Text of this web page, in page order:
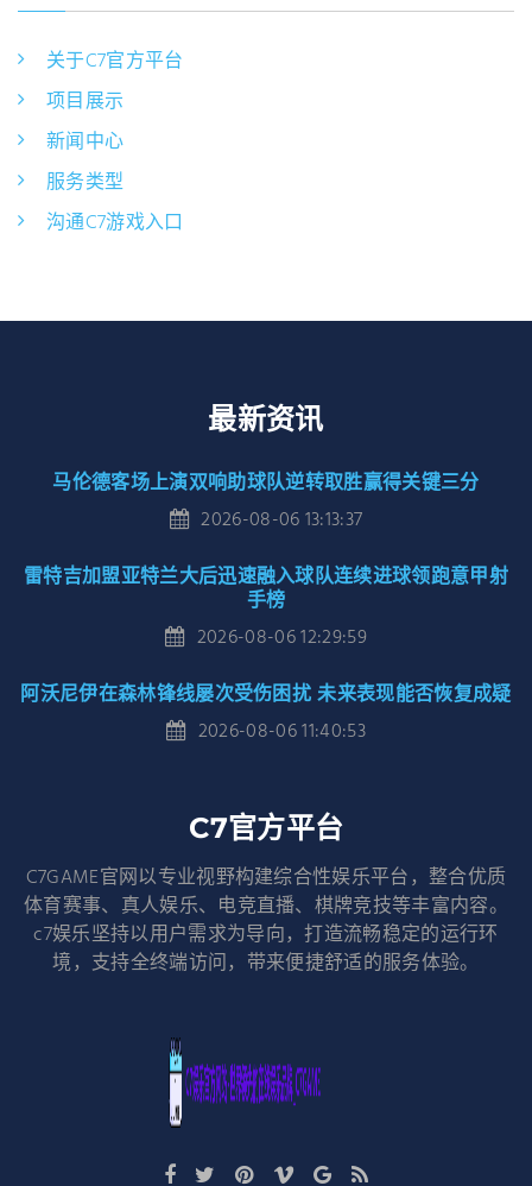
关于C7官方平台
项目展示
新闻中心
服务类型
沟通C7游戏入口
最新资讯
马伦德客场上演双响助球队逆转取胜赢得关键三分
2026-08-06 13:13:37
雷特吉加盟亚特兰大后迅速融入球队连续进球领跑意甲射
手榜
2026-08-06 12:29:59
阿沃尼伊在森林锋线屡次受伤困扰 未来表现能否恢复成疑
2026-08-06 11:40:53
C7官方平台
C7GAME官网以专业视野构建综合性娱乐平台，整合优质
体育赛事、真人娱乐、电竞直播、棋牌竞技等丰富内容。
c7娱乐坚持以用户需求为导向，打造流畅稳定的运行环
境，支持全终端访问，带来便捷舒适的服务体验。